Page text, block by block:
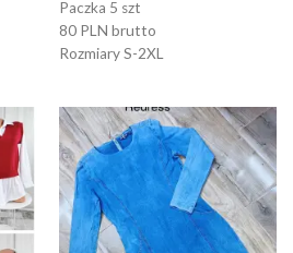
Paczka 5 szt
80 PLN brutto
Rozmiary S-2XL